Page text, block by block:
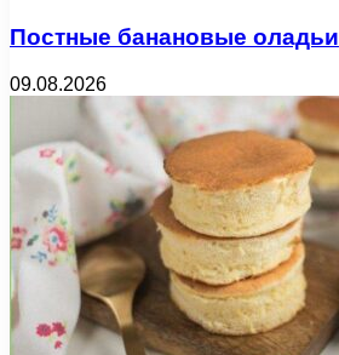
Постные банановые оладьи
09.08.2026